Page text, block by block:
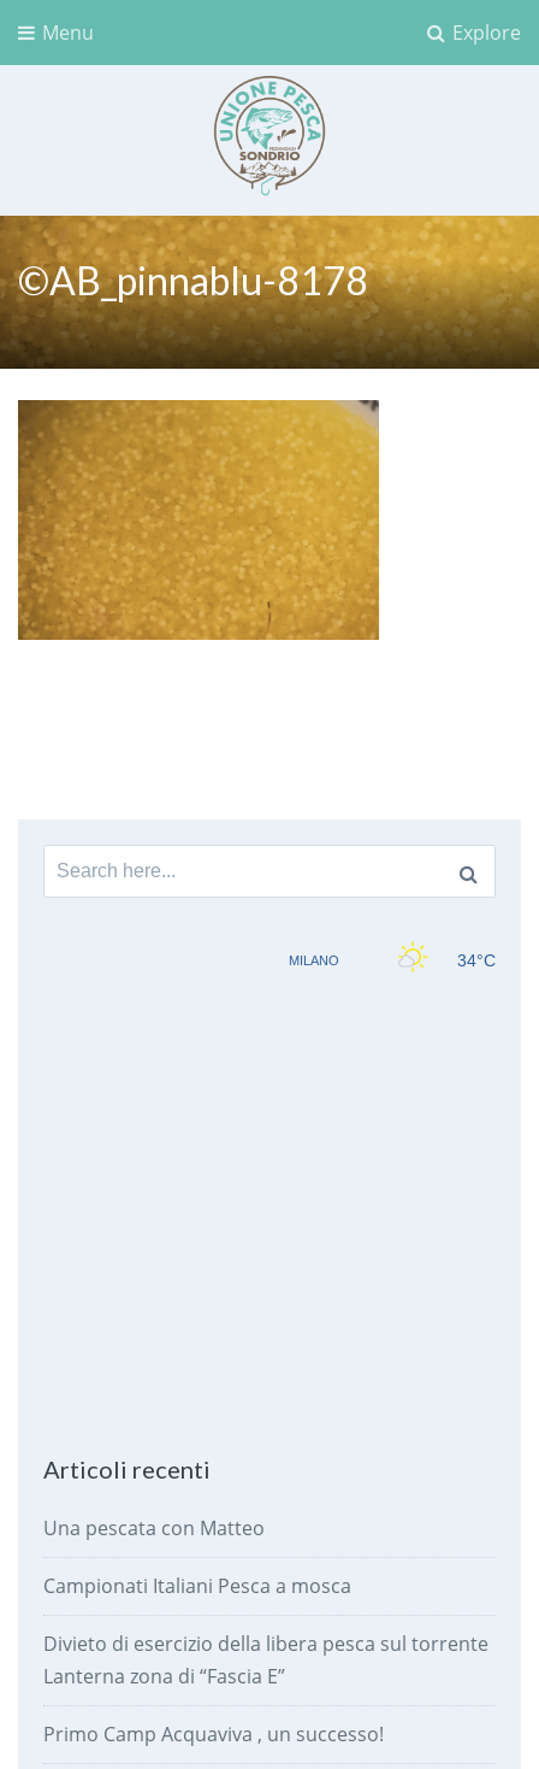
Explore
Menu
Unione Pesca Sondrio
©AB_pinnablu-8178
Search
for:
Articoli recenti
Una pescata con Matteo
Campionati Italiani Pesca a mosca
Divieto di esercizio della libera pesca sul torrente
Lanterna zona di “Fascia E”
Primo Camp Acquaviva , un successo!